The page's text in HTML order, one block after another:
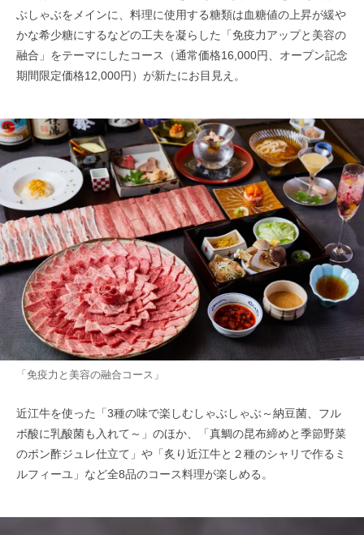
ぶしゃぶをメインに、料理に使用する糖類は血糖値の上昇が緩や
かな希少糖にするなどの工夫を凝らした「免疫力アップと美容の
融合」をテーマにしたコース（通常価格16,000円、オープン記念
期間限定価格12,000円）が新たにお目見え。
「免疫力と美容の融合コース」
近江牛を使った「3種の味で楽しむしゃぶしゃぶ～納豆菌、フル
ボ酸に乳酸菌も入れて～」のほか、「真鯛の昆布締めと季節野菜
のポン酢ジュレ仕立て」や「炙り近江牛と２種のシャリで作るミ
ルフィーユ」など全8品のコース料理が楽しめる。